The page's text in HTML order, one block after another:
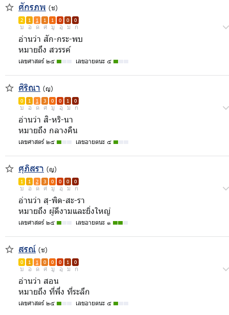
ศักรภพ (ช)
2 1 1 1 1 0 0 0
บ อ ด ศ มู อุ ม ก
อ่านว่า สัก-กระ-พบ
หมายถึง สวรรค์
เลขศาสตร์ ๒๕ เลขอายตนะ ๕
ศิริณา (ญ)
0 1 1 3 0 0 1 0
บ อ ด ศ มู อุ ม ก
อ่านว่า สิ-หริ-นา
หมายถึง กลางคืน
เลขศาสตร์ ๒๕ เลขอายตนะ ๕
ศุภิสรา (ญ)
1 1 2 3 0 0 0 0
บ อ ด ศ มู อุ ม ก
อ่านว่า สุ-พิด-สะ-รา
หมายถึง ผู้ดีงามและยิ่งใหญ่
เลขศาสตร์ ๒๕ เลขอายตนะ ๑
สรณ์ (ช)
0 1 1 0 0 0 1 0
บ อ ด ศ มู อุ ม ก
อ่านว่า สอน
หมายถึง ที่พึ่ง ที่ระลึก
เลขศาสตร์ ๒๕ เลขอายตนะ ๕